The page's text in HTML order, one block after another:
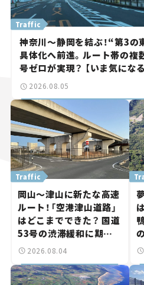
Traffic
神奈川～静岡を結ぶ！“第3の
具体化へ前進。ルート帯の複
号ゼロが実現？ 【いま気にな
2026.08.05
Traffic
岡山～津山に新たな高速
ルート！「空港津山道路」
はどこまでできた？ 国道
53号の渋滞緩和に期待。
岡山市側でも動きが【い
2026.08.04